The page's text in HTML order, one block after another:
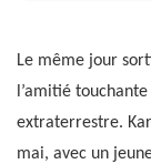
Le même jour
l’amitié
extraterrestre.
mai, avec un